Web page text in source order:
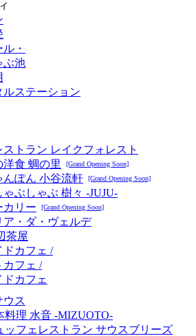
・
ぶ池
ルステーション
ストラン レイクフォレスト
食 蜩の里
[Grand Opening Soon]
んぽん 小谷流軒 [Grand Opening Soon]
ぶしゃぶ 樹々 -JUJU-
カリー
[Grand Opening Soon]
ア・ダ・ヴェルデ
茶屋
ドカフェ /
カフェ /
ドカフェ
ウス
料理 水音 -MIZUOTO-
ッフェレストラン サウスブリーズ